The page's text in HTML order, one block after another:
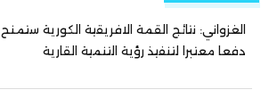
الغزواني: نتائج القمة الافريقية الكورية ستمنح
دفعا معتبرا لتنفيذ رؤية التنمية القارية